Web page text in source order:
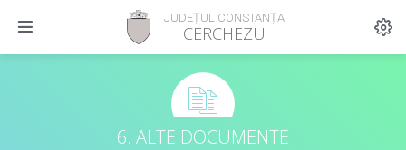
JUDEȚUL CONSTANȚA
CERCHEZU
6. ALTE DOCUMENTE